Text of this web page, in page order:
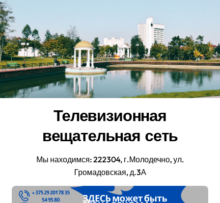
Перейти
к
содержанию
Телевизионная
вещательная сеть
Мы находимся: 222304, г.Молодечно, ул.
Громадовская, д.3А